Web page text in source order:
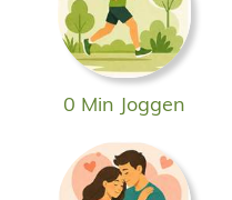
0 Min Joggen